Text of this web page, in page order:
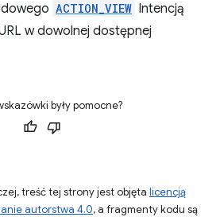
ACTION_VIEW Intencją
w dowolnej dostępnej
były pomocne?
treść tej strony jest objęta licencją
autorstwa 4.0, a fragmenty kodu są